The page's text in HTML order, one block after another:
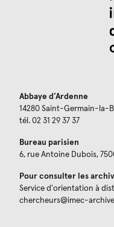
Abbaye d’Ardenne
14280 Saint-Germain-la-
tél. 02 31 29 37 37
Bureau parisien
6, rue Antoine Dubois,
Pour consulter les
Service d'orientation à
chercheurs@imec-